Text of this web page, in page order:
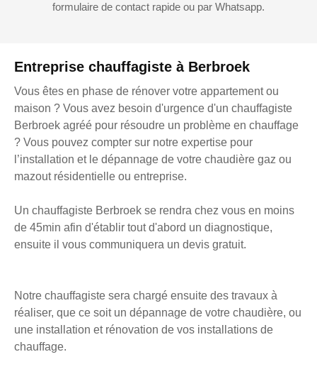
Entreprise chauffagiste à Berbroek
Vous êtes en phase de rénover votre appartement ou
maison ? Vous avez besoin d'urgence d'un chauffagiste
Berbroek agréé pour résoudre un problème en chauffage
? Vous pouvez compter sur notre expertise pour
l’installation et le dépannage de votre chaudière gaz ou
mazout résidentielle ou entreprise.
Un chauffagiste Berbroek se rendra chez vous en moins
de 45min afin d'établir tout d'abord un diagnostique,
ensuite il vous communiquera un devis gratuit.
Notre chauffagiste sera chargé ensuite des travaux à
réaliser, que ce soit un dépannage de votre chaudière, ou
une installation et rénovation de vos installations de
chauffage.
formulaire de contact rapide ou par Whatsapp.